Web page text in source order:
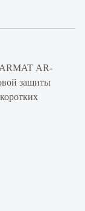
AR-
защиты